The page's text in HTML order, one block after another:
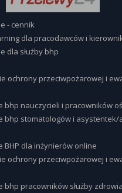
- cennik
dla pracodawców i
dla służby bhp
ochrony przeciwpożarowej i
bhp nauczycieli i pracowników
bhp stomatologów i
BHP dla inżynierów online
ochrony przeciwpożarowej i
bhp pracowników służby zdrowia